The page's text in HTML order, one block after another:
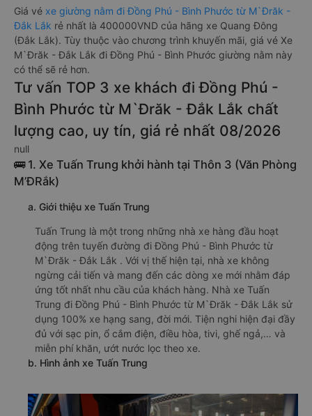
Giá vé xe giường nằm đi Đồng Phú - Bình Phước từ M`Đrăk -
Đắk Lắk rẻ nhất là 400000VND của hãng xe Quang Đông
(Đắk Lắk). Tùy thuộc vào chương trình khuyến mãi, giá vé Xe
M`Đrăk - Đắk Lắk đi Đồng Phú - Bình Phước giường nằm này
có thể sẽ rẻ hơn.
Tư vấn TOP 3 xe khách đi Đồng Phú -
Bình Phước từ M`Đrăk - Đắk Lắk chất
lượng cao, uy tín, giá rẻ nhất 08/2026
null
🚌 1. Xe Tuấn Trung khởi hành tại Thôn 3 (Văn Phòng
M’ĐRắk)
a. Giới thiệu xe Tuấn Trung
Tuấn Trung là một trong những nhà xe hàng đầu hoạt
động trên tuyến đường đi Đồng Phú - Bình Phước từ
M`Đrăk - Đắk Lắk . Với vị thế hiện tại, nhà xe không
ngừng cải tiến và mang đến các dòng xe mới nhằm đáp
ứng tốt nhất nhu cầu của khách hàng. Nhà xe Tuấn
Trung đi Đồng Phú - Bình Phước từ M`Đrăk - Đắk Lắk sử
dụng 100% xe hạng sang, đời mới. Tiện nghi hiện đại đầy
đủ với sạc pin, ổ cắm điện, điều hòa, tivi, ghế ngả,… và
miễn phí khăn, ướt nước lọc theo xe.
b. Hình ảnh xe Tuấn Trung